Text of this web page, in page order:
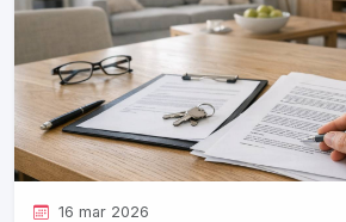
16 mar 2026